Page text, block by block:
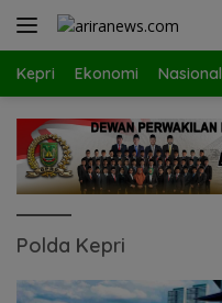
Langsung
Kepri Ekonomi Nasional
Polda Kepri